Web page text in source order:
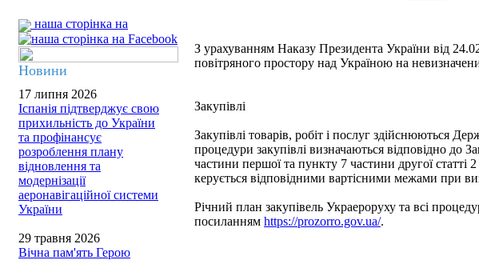
наша сторінка на
Новини
17 липня 2026
Іспанія підтверджує свою
прихильність до України
та профінансує
розроблення плану
відновлення та
модернізації
аеронавігаційної системи
України
29 травня 2026
Вічна пам'ять Герою
З урахуванням Наказу Президента України від
повітряного простору над Україною на
Закупівлі
Закупівлі товарів, робіт і послуг здійснюються
процедури закупівлі визначаються відповідно до
частини першої та пункту 7 частини другої
керується відповідними вартісними межами при
Річний план закупівель Украероруху та всі
посиланням https://prozorro.gov.ua/.